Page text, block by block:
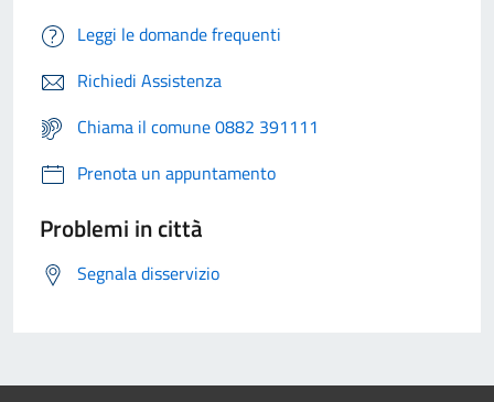
Leggi le domande frequenti
Richiedi Assistenza
Chiama il comune 0882 391111
Prenota un appuntamento
Problemi in città
Segnala disservizio